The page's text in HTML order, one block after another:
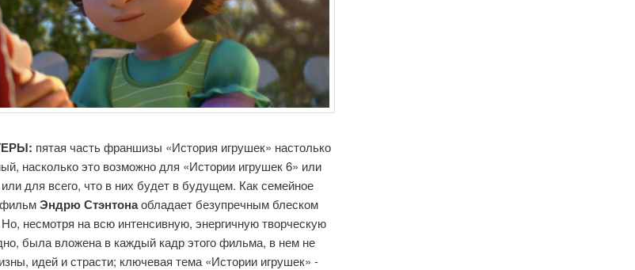
пятая часть франшизы «История игрушек» настолько
насколько это возможно для «Истории игрушек 6» или
для всего, что в них будет в будущем. Как семейное
фильмЭндрю Стэнтонаобладает безупречным блеском
несмотря на всю интенсивную, энергичную творческую
была вложена в каждый кадр этого фильма, в нем не
идей и страсти; ключевая тема «Истории игрушек» -